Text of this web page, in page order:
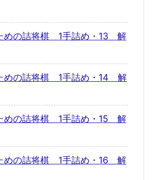
めの詰将棋 1手詰め・13 解
めの詰将棋 1手詰め・14 解
めの詰将棋 1手詰め・15 解
めの詰将棋 1手詰め・16 解